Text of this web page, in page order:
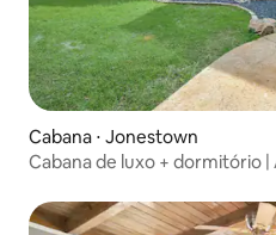
Cabana ⋅ Jonestown
Cabana de luxo + dormitório